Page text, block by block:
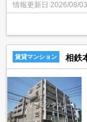
情報更新日 2026/08/03
賃貸マンション 相鉄